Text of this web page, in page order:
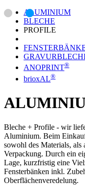
ALUMINIUM
BLECHE
PROFILE
ANOPRINT®
brioxAL®
Bleche + Profile - wir
Aluminium. Beim
sowohl des Materials, als
Verpackung. Durch ein
Lage, kurzfristig eine
Fensterbänken inkl.
Oberflächenveredelung.